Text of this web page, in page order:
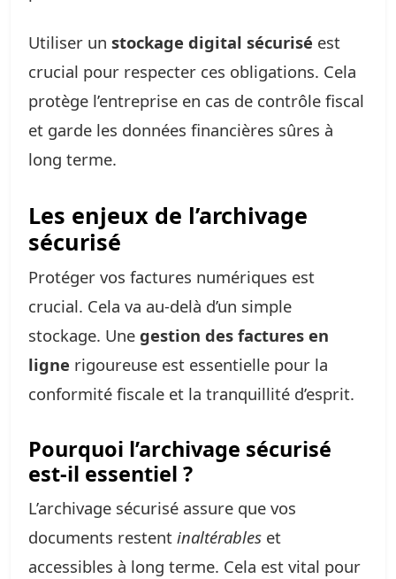
Utiliser un stockage digital sécurisé est
crucial pour respecter ces obligations. Cela
protège l’entreprise en cas de contrôle fiscal
et garde les données financières sûres à
long terme.
Les enjeux de l’archivage
sécurisé
Protéger vos factures numériques est
crucial. Cela va au-delà d’un simple
stockage. Une gestion des factures en
ligne rigoureuse est essentielle pour la
conformité fiscale et la tranquillité d’esprit.
Pourquoi l’archivage sécurisé
est-il essentiel ?
L’archivage sécurisé assure que vos
documents restent inaltérables et
accessibles à long terme. Cela est vital pour